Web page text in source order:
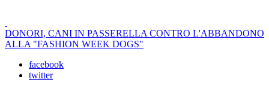
DONORI, CANI IN PASSERELLA CONTRO L'ABBANDONO
ALLA "FASHION WEEK DOGS"
facebook
twitter